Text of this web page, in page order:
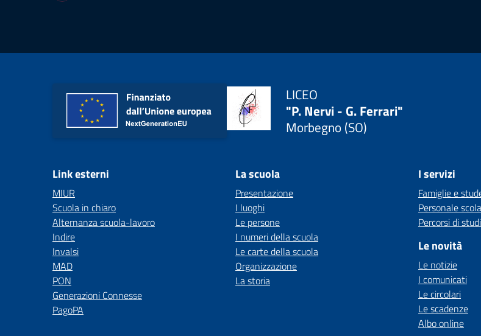
LICEO
"P. Nervi - G. Ferrari"
Morbegno (SO)
Link esterni
MIUR
Scuola in chiaro
Alternanza scuola-lavoro
Indire
Invalsi
MAD
PON
Generazioni Connesse
PagoPA
La scuola
Presentazione
I luoghi
Le persone
I numeri della scuola
Le carte della scuola
Organizzazione
La storia
I servizi
Famiglie e
Personale
Percorsi di
Le novità
Le notizie
I comunicati
Le circolari
Le scadenze
Albo online